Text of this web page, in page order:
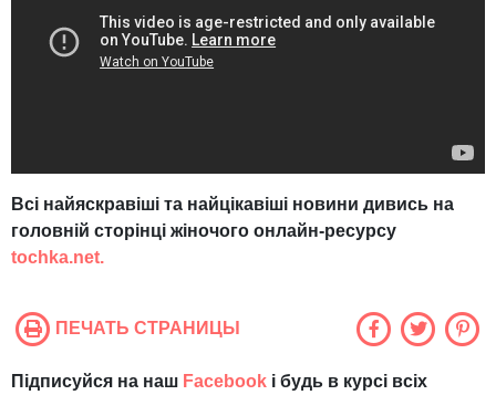
Всі найяскравіші та найцікавіші новини дивись на
головній сторінці жіночого онлайн-ресурсу
tochka.net.
ПЕЧАТЬ СТРАНИЦЫ
Підписуйся на наш Facebook і будь в курсі всіх